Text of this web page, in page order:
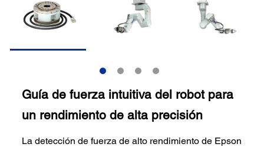
Guía de fuerza intuitiva del robot para
un rendimiento de alta precisión
La detección de fuerza de alto rendimiento de Epson